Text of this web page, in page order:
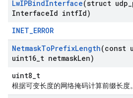
LwIPBindInterface(struct udp
InterfaceId intfId)
INET_ERROR
NetmaskToPrefixLength(const
uint16 t netmaskLen)
uint8_t
根据可变长度的网络掩码计算前缀长度。